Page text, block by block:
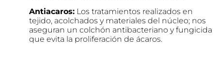
Antiacaros:Los tratamientos realizados en
tejido, acolchados y materiales del núcleo; nos
aseguran un colchón antibacteriano y fungicida
que evita la proliferación de ácaros.